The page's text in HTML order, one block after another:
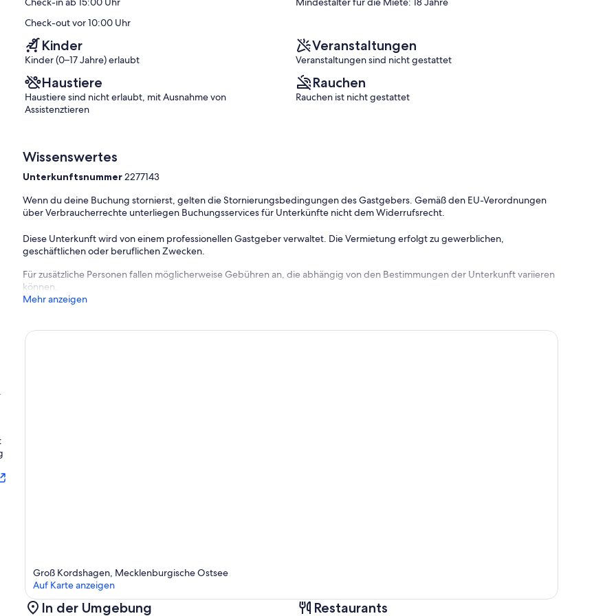
Bodden mit Sand). Angeln, Wassersportmöglichkeiten,
3 km. Tennis, Minigolf jeweils 15 km in Zingst. Ostsee mit
qm, insgesamt 4 Betten (davon 2 Zusatzbetten).
Küchemit Essecke (4 Plätze), Elektroherd (2 Platten), Kühlschrank
Wasserkocher und Zugang zum Balkon.
Check-out vor 10:00 Uhr
Kinder
Kinder (0–17 Jahre) erlaubt
Veranstaltungen
Veranstaltungen sind nicht gestattet
Haustiere
Haustiere sind nicht erlaubt, mit Ausnahme von
Assistenztieren
Rauchen
Rauchen ist nicht gestattet
Wissenswertes
Unterkunftsnummer2277143
Wenn du deine Buchung stornierst, gelten die Stornierungsbedingungen des Gastgebers. Gemäß den EU-Verordnungen
über Verbraucherrechte unterliegen Buchungsservices für Unterkünfte nicht dem Widerrufsrecht.
Diese Unterkunft wird von einem professionellen Gastgeber verwaltet. Die Vermietung erfolgt zu gewerblichen,
geschäftlichen oder beruflichen Zwecken.
Für zusätzliche Personen fallen möglicherweise Gebühren an, die abhängig von den Bestimmungen der Unterkunft variieren
können.
Mehr anzeigen
Groß Kordshagen, Mecklenburgische Ostsee
Auf Karte anzeigen
In der Umgebung Restaurants